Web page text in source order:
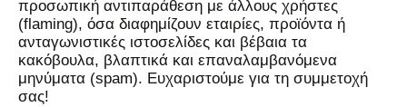
προσωπική αντιπαράθεση με άλλους χρήστες
(flaming), όσα διαφημίζουν εταιρίες, προϊόντα ή
ανταγωνιστικές ιστοσελίδες και βέβαια τα
κακόβουλα, βλαπτικά και επαναλαμβανόμενα
μηνύματα (spam). Ευχαριστούμε για τη συμμετοχή
σας!